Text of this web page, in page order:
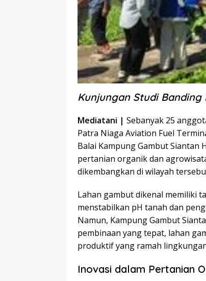
Kunjungan Studi
Mediatani | Sebanyak 25
Patra Niaga Aviation Fuel
Balai Kampung Gambut
pertanian organik dan
dikembangkan di wilayah
Lahan gambut dikenal memiliki
menstabilkan pH tanah dan
Namun, Kampung Gambut
pembinaan yang tepat, lahan
produktif yang ramah
Inovasi dalam Pertanian